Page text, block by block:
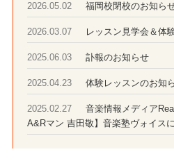
2026.05.02 福岡校閉校のお知ら
2026.03.07 レッスン見学会＆体
2025.06.03 訃報のお知らせ
2025.04.23 体験レッスンのお知
2025.02.27
音楽情報メディア
A&Rマン 吉田敬】音楽塾ヴォイス